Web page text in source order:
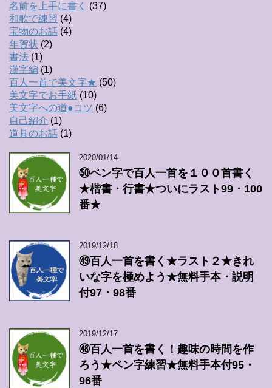
名前を上手に書く
(37)
和歌で練習 (4)
宝物のお話 (4)
年賀状 (2)
書法 (1)
漢字編 (1)
百人一首で美文字★ (50)
美文字でお手紙 (10)
美文字への道●コツ (6)
自己紹介 (1)
道具のお話 (1)
2020/01/14
㊿ペン字で百人一首を１００首書く
★楷書・行書★ついにラスト99・100
番★
2019/12/18
㊾百人一首を書く★ラスト２★きれ
いな字を極めよう★無料手本・説明
付97・98番
2019/12/17
㊽百人一首を書く！趣味の時間を作
ろう★ペン字練習★無料手本付95・
96番